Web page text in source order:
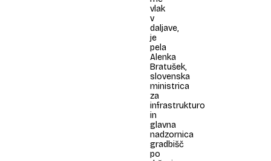
vlak
v
daljave,
je
pela
Alenka
Bratušek,
slovenska
ministrica
za
infrastrukturo
in
glavna
nadzornica
gradbišč
po